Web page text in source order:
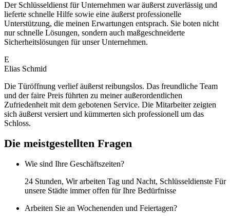
Der Schlüsseldienst für Unternehmen war äußerst zuverlässig und
lieferte schnelle Hilfe sowie eine äußerst professionelle
Unterstützung, die meinen Erwartungen entsprach. Sie boten nicht
nur schnelle Lösungen, sondern auch maßgeschneiderte
Sicherheitslösungen für unser Unternehmen.
E
Elias Schmid
Die Türöffnung verlief äußerst reibungslos. Das freundliche Team
und der faire Preis führten zu meiner außerordentlichen
Zufriedenheit mit dem gebotenen Service. Die Mitarbeiter zeigten
sich äußerst versiert und kümmerten sich professionell um das
Schloss.
Die meistgestellten Fragen
Wie sind Ihre Geschäftszeiten?
24 Stunden, Wir arbeiten Tag und Nacht, Schlüsseldienste Für
unsere Städte immer offen für Ihre Bedürfnisse
Arbeiten Sie an Wochenenden und Feiertagen?